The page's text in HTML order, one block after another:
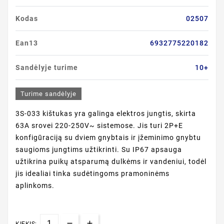
Kodas 02507
Ean13 6932775220182
Sandėlyje turime 10+
Turime sandėlyje
3S-033 kištukas yra galinga elektros jungtis, skirta
63A srovei 220-250V~ sistemose. Jis turi 2P+E
konfigūraciją su dviem gnybtais ir įžeminimo gnybtu
saugioms jungtims užtikrinti. Su IP67 apsauga
užtikrina puikų atsparumą dulkėms ir vandeniui, todėl
jis idealiai tinka sudėtingoms pramoninėms
aplinkoms.